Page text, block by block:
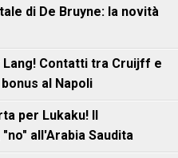
di De Bruyne: la novità
Lang! Contatti tra Cruijff e
al Napoli
per Lukaku! Il
all'Arabia Saudita